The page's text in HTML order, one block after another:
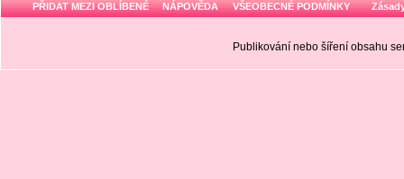
PŘIDAT MEZI OBLÍBENÉ NÁPOVĚDA VŠEOBECNÉ PODMÍNKY
Publikování nebo šíření obsahu